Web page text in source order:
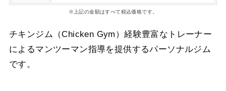
※上記の金額はすべて税込価格です。
チキンジム（Chicken Gym）経験豊富なトレーナー
によるマンツーマン指導を提供するパーソナルジム
です。